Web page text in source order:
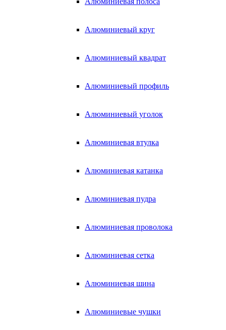
Алюминиевый круг
Алюминиевый квадрат
Алюминиевый профиль
Алюминиевый уголок
Алюминиевая втулка
Алюминиевая катанка
Алюминиевая пудра
Алюминиевая проволока
Алюминиевая сетка
Алюминиевая шина
Алюминиевые чушки